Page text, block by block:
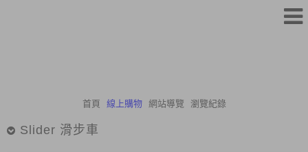
首頁 線上購物 網站導覽 瀏覽紀錄
Slider 滑步車